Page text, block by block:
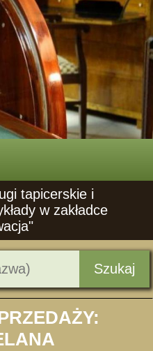
tapicerskie i
w zakładce
Szukaj